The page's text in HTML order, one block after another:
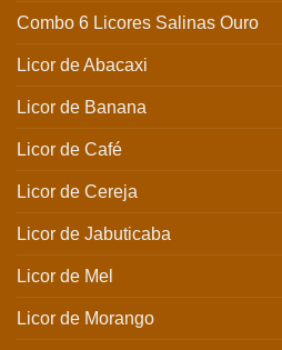
Combo 6 Licores Salinas Ouro
Licor de Abacaxi
Licor de Banana
Licor de Café
Licor de Cereja
Licor de Jabuticaba
Licor de Mel
Licor de Morango